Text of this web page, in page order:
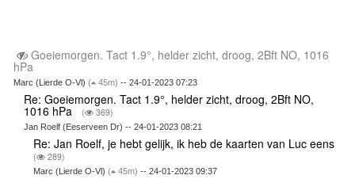
Goeiemorgen. Tact 1.9°, helder zicht, droog, 2Bft NO, 1016
hPa
Marc (Lierde O-Vl) ( 45m) -- 24-01-2023 07:23
Re: Goeiemorgen. Tact 1.9°, helder zicht, droog, 2Bft NO,
1016 hPa ( 369)
Jan Roelf (Eeserveen Dr) -- 24-01-2023 08:21
Re: Jan Roelf, je hebt gelijk, ik heb de kaarten van Luc eens
( 289)
Marc (Lierde O-Vl)( 45m) -- 24-01-2023 09:37